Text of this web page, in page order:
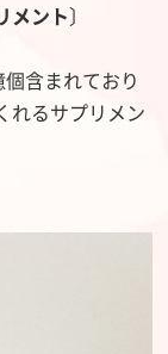
メント〕
含まれており
れるサプリメン